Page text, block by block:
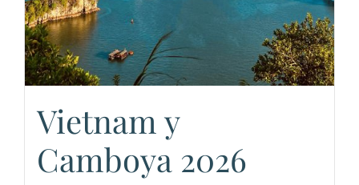
Vietnam y
Camboya 2026